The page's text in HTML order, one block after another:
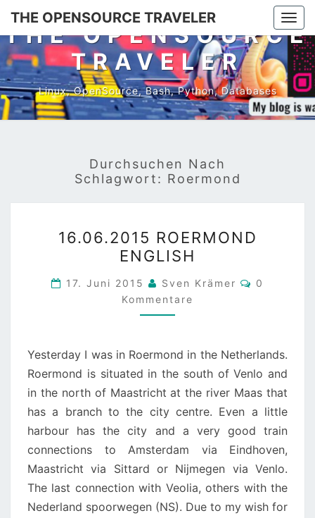
Skip
content
THE OPENSOURCE TRAVELER
THE OPENSOURCE
TRAVELER
Linux, OpenSource, Bash, Python, Databases
Durchsuchen Nach
Schlagwort: Roermond
ROERMOND
ENGLISH
16.06.2015 ROERMOND
ENGLISH
17. Juni 2015 Sven Krämer
0
Kommentare
Yesterday I was in Roermond in the Netherlands.
Roermond is situated in the south of Venlo and
in the north of Maastricht at the river Maas that
has a branch to the city centre. Even a little
harbour has the city and a very good train
connections to Amsterdam via Eindhoven,
Maastricht via Sittard or Nijmegen via Venlo.
The last connection with Veolia, others with the
Nederland spoorwegen (NS). Due to my wish for